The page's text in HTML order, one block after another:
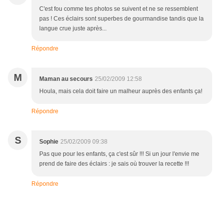
C'est fou comme tes photos se suivent et ne se ressemblent
pas ! Ces éclairs sont superbes de gourmandise tandis que la
langue crue juste après...
Répondre
M Maman au secours 25/02/2009 12:58
Houla, mais cela doit faire un malheur auprès des enfants ça!
Répondre
S Sophie 25/02/2009 09:38
Pas que pour les enfants, ça c'est sûr !!! Si un jour l'envie me
prend de faire des éclairs : je sais où trouver la recette !!!
Répondre